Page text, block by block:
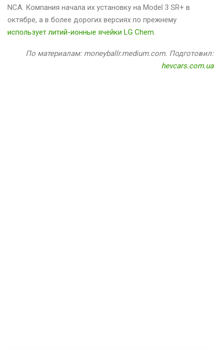
NCA. Компания начала их установку на Model 3 SR+ в
октябре, а в более дорогих версиях по прежнему
использует литий-ионные ячейки LG Chem.
По материалам: moneyballr.medium.com. Подготовил:
hevcars.com.ua